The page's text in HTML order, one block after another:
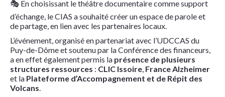
🎭 En choisissant le théâtre documentaire comme support
d’échange, le CIAS a souhaité créer un espace de parole et
de partage, en lien avec les partenaires locaux.
L’événement, organisé en partenariat avec l’UDCCAS du
Puy-de-Dôme et soutenu par la Conférence des financeurs,
a en effet également permis la présence de plusieurs
structures ressources : CLIC Issoire, France Alzheimer
et la Plateforme d’Accompagnement et de Répit des
Volcans.